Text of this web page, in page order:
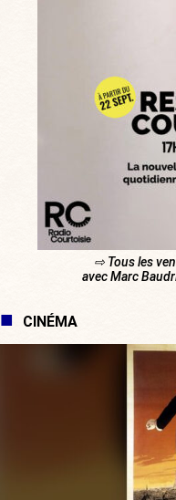
⇨ Tous les
avec Marc
CINÉMA